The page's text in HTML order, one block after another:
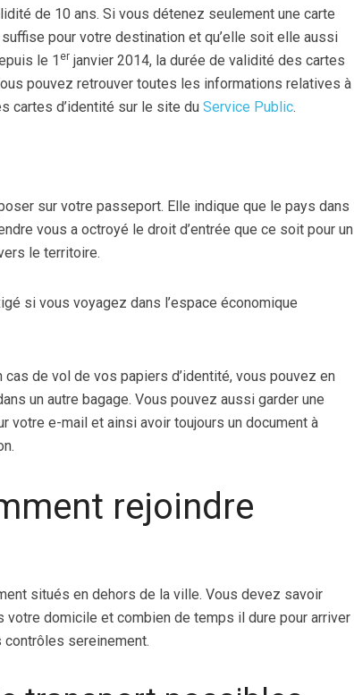
de 10 ans. Si vous détenez seulement une carte
suffise pour votre destination et qu’elle soit elle aussi
le 1 er janvier 2014, la durée de validité des cartes
pouvez retrouver toutes les informations relatives à
cartes d’identité sur le site du Service Public.
sur votre passeport. Elle indique que le pays dans
vous a octroyé le droit d’entrée que ce soit pour un
le territoire.
si vous voyagez dans l’espace économique
de vol de vos papiers d’identité, vous pouvez en
un autre bagage. Vous pouvez aussi garder une
votre e-mail et ainsi avoir toujours un document à
rejoindre
situés en dehors de la ville. Vous devez savoir
votre domicile et combien de temps il dure pour arriver
sereinement.